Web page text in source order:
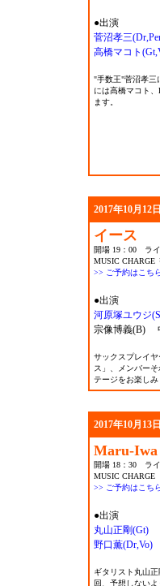
●出演
菅沼孝三
高橋マコト
"手数王"菅沼孝三
には高橋マコト
ます。
2017年10月12
イース
開場 19：00 ラ
MUSIC
>> ご予約はこち
●出演
河原塚ユウジ
宗像博義(B)
サックスプレイ
ス」、メンバー
テージをお楽し
2017年10月13
Maru-Iwa
開場 18：30 ラ
MUSIC
>> ご予約はこち
●出演
丸山正剛(Gt)
野口薫(Dr,Vo)
ギタリスト丸山
回、予想しない